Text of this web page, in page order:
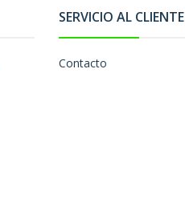
SERVICIO AL CLIENTE
Contacto